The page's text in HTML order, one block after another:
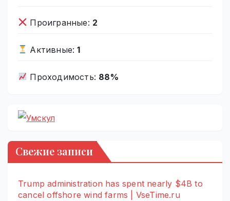
Проигранные: 2
Активные:1
Проходимость: 88%
Свежие записи
Trump administration has spent nearly $4B to
cancel offshore wind farms | VseTime.ru